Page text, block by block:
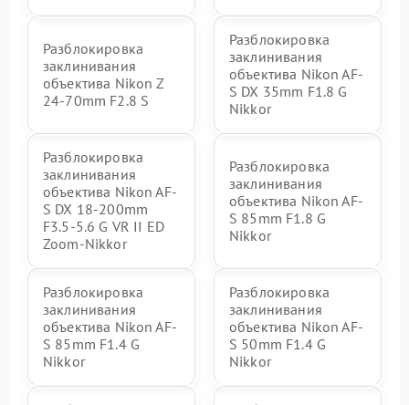
Разблокировка
заклинивания
объектива Nikon Z
24-70mm F2.8 S
Разблокировка
заклинивания
объектива Nikon AF-
S DX 35mm F1.8 G
Nikkor
Разблокировка
заклинивания
объектива Nikon AF-
S DX 18-200mm
F3.5-5.6 G VR II ED
Zoom-Nikkor
Разблокировка
заклинивания
объектива Nikon AF-
S 85mm F1.8 G
Nikkor
Разблокировка
заклинивания
объектива Nikon AF-
S 85mm F1.4 G
Nikkor
Разблокировка
заклинивания
объектива Nikon AF-
S 50mm F1.4 G
Nikkor